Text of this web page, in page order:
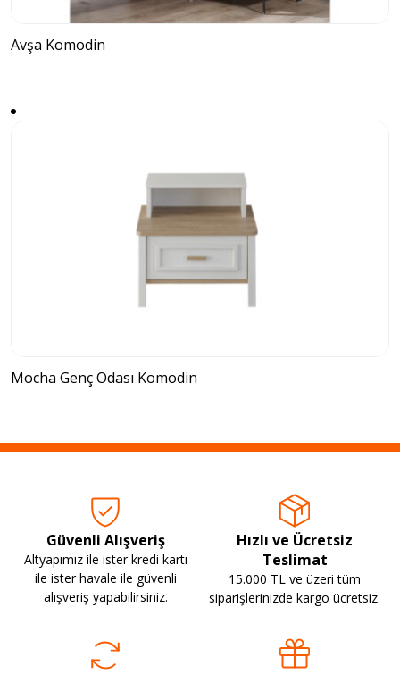
Avşa Komodin
Mocha Genç Odası Komodin
Güvenli Alışveriş
Altyapımız ile ister kredi kartı
ile ister havale ile güvenli
alışveriş yapabilirsiniz.
Hızlı ve Ücretsiz
Teslimat
15.000 TL ve üzeri tüm
siparişlerinizde kargo ücretsiz.